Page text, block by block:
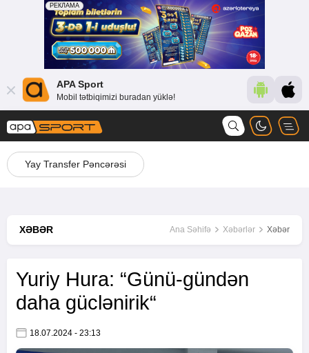
APA Sport
Mobil tətbiqimizi buradan yüklə!
Yay Transfer Pəncərəsi
XƏBƏR Ana Səhifə Xəbərlər Xəbər
Yuriy Hura: “Günü-gündən
daha güclənirik“
18.07.2024 - 23:13